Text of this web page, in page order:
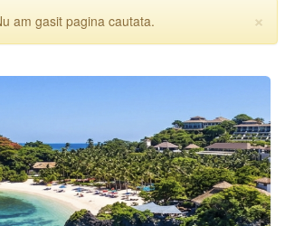
×
am gasit pagina cautata.